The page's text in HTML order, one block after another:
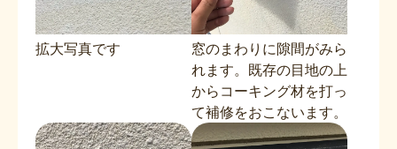
拡大写真です
窓のまわりに隙間がみら
れます。既存の目地の上
からコーキング材を打っ
て補修をおこないます。